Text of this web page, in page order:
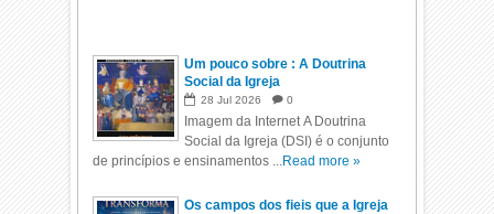
Um pouco sobre : A Doutrina
Social da Igreja
28 Jul 2026 0
Imagem da Internet A Doutrina
Social da Igreja (DSI) é o conjunto
de princípios e ensinamentos ...Read more »
Os campos dos fieis que a Igreja